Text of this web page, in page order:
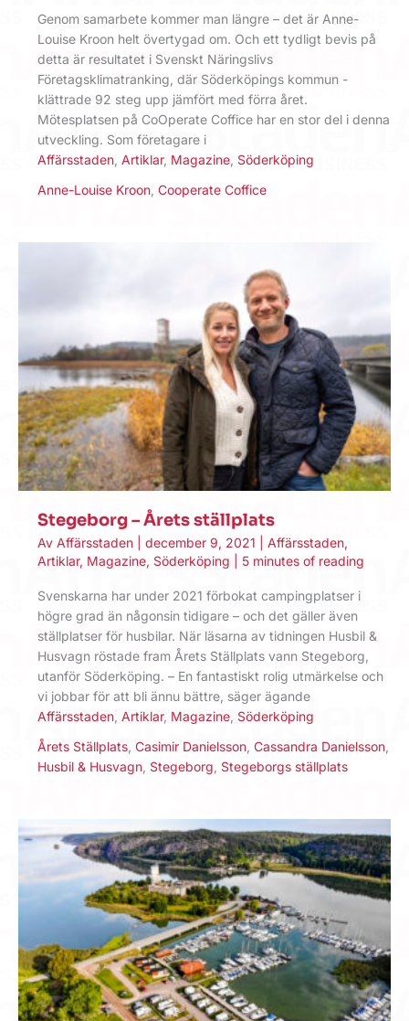
Genom samarbete kommer man längre – det är Anne-
Louise Kroon helt övertygad om. Och ett tydligt bevis på
detta är resultatet i Svenskt Näringslivs
Företagsklimatranking, där Söderköpings kommun ­
klättrade 92 steg upp jämfört med förra året.
Mötesplatsen på CoOperate Coffice har en stor del i denna
utveckling. Som företagare i
Affärsstaden Artiklar, Magazine Söderköping
Anne-Louise Kroon Cooperate Coffice
Stegeborg – Årets ställplats
Av Affärsstaden december 9, 2021 Affärsstaden,
Artiklar, Magazine, Söderköping 5 minutes of reading
Svenskarna har under 2021 förbokat campingplatser i
högre grad än någonsin tidigare – och det gäller även
ställplatser för husbilar. När läsarna av tidningen Husbil &
Husvagn röstade fram Årets Ställplats vann Stegeborg,
utanför Söderköping. – En fantastiskt rolig utmärkelse och
vi jobbar för att bli ännu bättre, säger ägande
Affärsstaden Artiklar, Magazine Söderköping
Årets Ställplats Casimir Danielsson Cassandra Danielsson
Husbil & Husvagn Stegeborg Stegeborgs ställplats